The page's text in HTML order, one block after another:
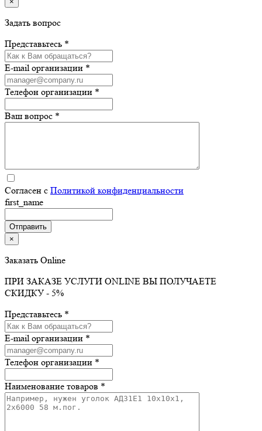
Задать вопрос
Представьтесь *
E-mail организации *
Телефон организации *
Ваш вопрос *
Согласен с Политикой конфиденциальности
first_name
×
Заказать Online
ПРИ ЗАКАЗЕ УСЛУГИ ONLINE ВЫ ПОЛУЧАЕТЕ
СКИДКУ - 5%
Представьтесь *
E-mail организации *
Телефон организации *
Наименование товаров *